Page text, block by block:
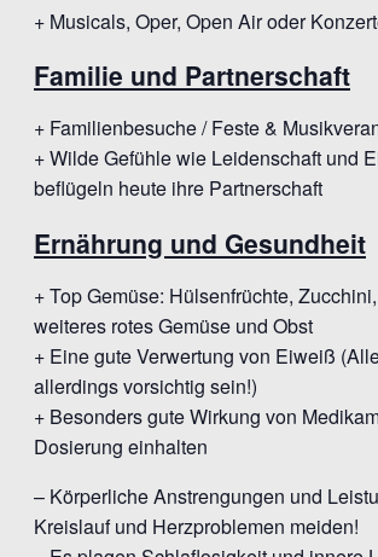
+ Musicals, Oper, Open Air oder
Familie und Partnerschaft
+ Familienbesuche / Feste &
+ Wilde Gefühle wie Leidenschaft und
beflügeln heute ihre Partnerschaft
Ernährung und Gesundheit
+ Top Gemüse: Hülsenfrüchte,
weiteres rotes Gemüse und Obst
+ Eine gute Verwertung von Eiweiß
allerdings vorsichtig sein!)
+ Besonders gute Wirkung von
Dosierung einhalten
– Körperliche Anstrengungen und
Kreislauf und Herzproblemen meiden!